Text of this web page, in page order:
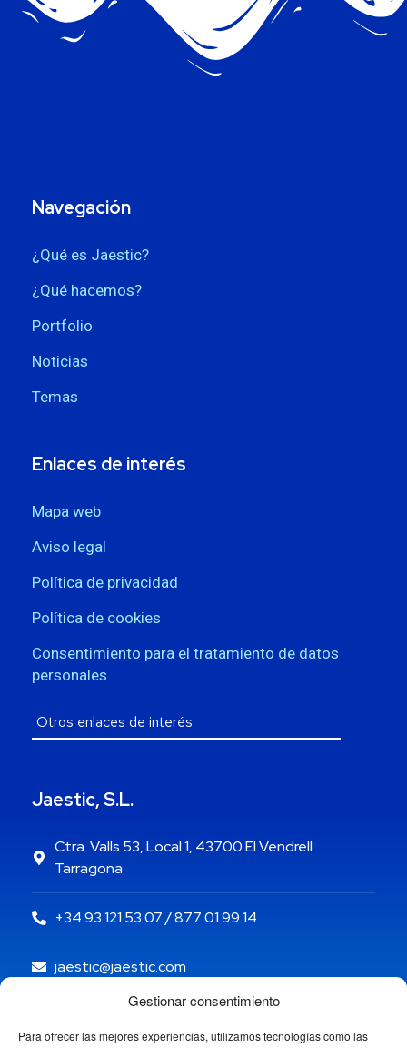
Gestionar consentimiento
Para ofrecer las mejores experiencias, utilizamos tecnologías como las
Navegación
¿Qué es Jaestic?
¿Qué hacemos?
Portfolio
Noticias
Temas
Enlaces de interés
Mapa web
Aviso legal
Política de privacidad
Política de cookies
Consentimiento para el tratamiento de datos
personales
Jaestic, S.L.
Ctra. Valls 53, Local 1, 43700 El Vendrell
Tarragona
+34 93 121 53 07 / 877 01 99 14
jaestic@jaestic.com